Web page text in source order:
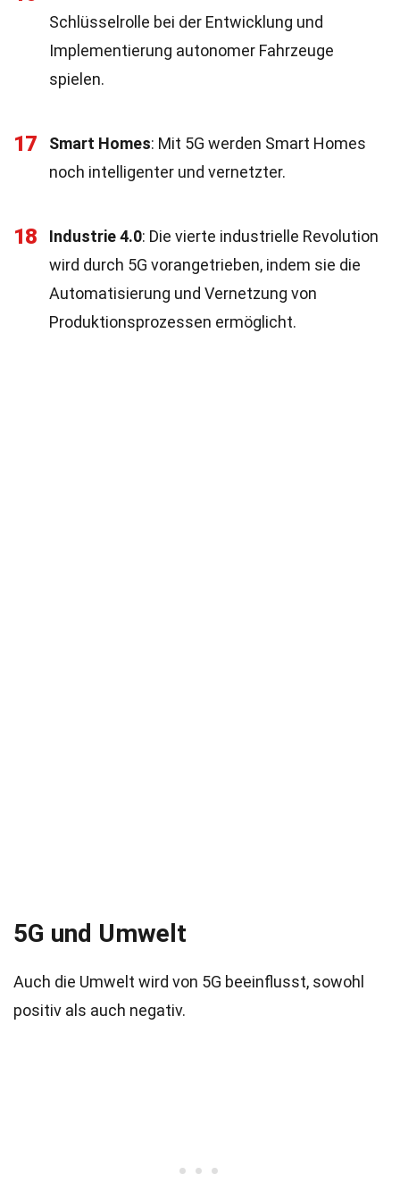
Schlüsselrolle bei der Entwicklung und
Implementierung autonomer Fahrzeuge
spielen.
17 Smart Homes: Mit 5G werden Smart Homes
noch intelligenter und vernetzter.
18 Industrie 4.0: Die vierte industrielle Revolution
wird durch 5G vorangetrieben, indem sie die
Automatisierung und Vernetzung von
Produktionsprozessen ermöglicht.
5G und Umwelt
Auch die Umwelt wird von 5G beeinflusst, sowohl
positiv als auch negativ.